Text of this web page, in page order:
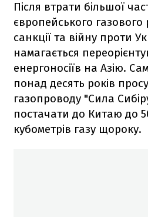
Після втрати більшої
європейського газового
санкції та війну проти
намагається
енергоносіїв на Азію.
понад десять років
газопроводу "Сила
постачати до Китаю до
кубометрів газу щороку.